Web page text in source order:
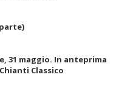
31 maggio. In anteprima
Classico